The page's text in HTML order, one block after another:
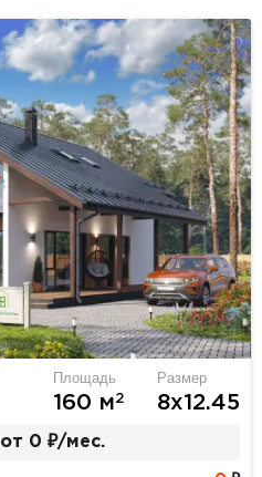
Площадь
160 м2
Размер
8х12.45
от 0 ₽/мес.